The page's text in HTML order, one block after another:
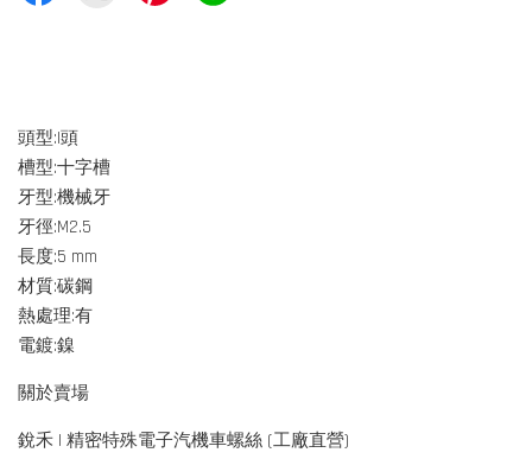
頭型:I頭
槽型:十字槽
牙型:機械牙
牙徑:M2.5
長度:5 mm
材質:碳鋼
熱處理:有
電鍍:鎳
關於賣場
銳禾 | 精密特殊電子汽機車螺絲 (工廠直營)